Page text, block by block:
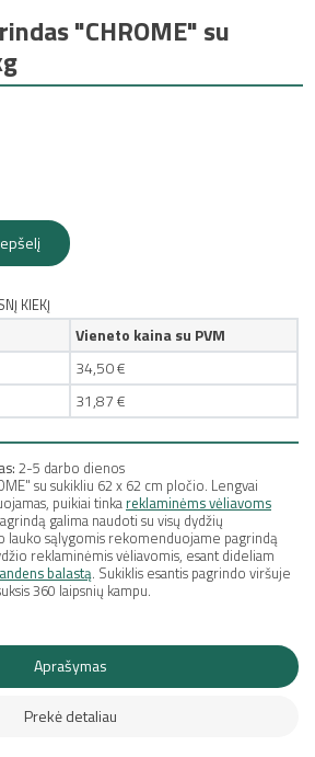
"CHROME" su
KIEKĮ
Vieneto kaina su PVM
34,50 €
31,87 €
2-5 darbo dienos
su sukikliu 62 x 62 cm pločio. Lengvai
puikiai tinka reklaminėms vėliavoms
galima naudoti su visų dydžių
lauko sąlygomis rekomenduojame pagrindą
reklaminėmis vėliavomis, esant dideliam
balastą. Sukiklis esantis pagrindo viršuje
360 laipsnių kampu.
Aprašymas
Prekė detaliau